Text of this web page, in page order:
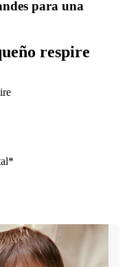
para una
respire